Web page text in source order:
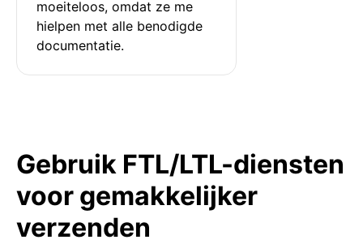
moeiteloos, omdat ze me
hielpen met alle benodigde
documentatie.
Gebruik FTL/LTL-diensten
voor gemakkelijker
verzenden